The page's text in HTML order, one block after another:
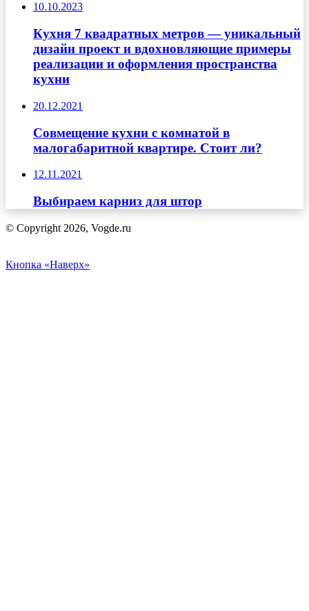
10.10.2023
Кухня 7 квадратных метров — уникальный
дизайн проект и вдохновляющие примеры
реализации и оформления пространства
кухни
20.12.2021
Совмещение кухни с комнатой в
малогабаритной квартире. Стоит ли?
12.11.2021
Выбираем карниз для штор
© Copyright 2026, Vogde.ru
Кнопка «Наверх»